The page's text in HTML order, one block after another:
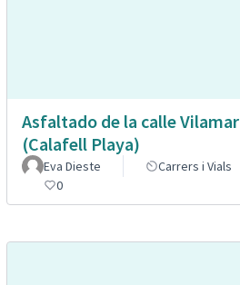
Asfaltado de la calle Vilamar
(Calafell Playa)
Eva Dieste Carrers i Vials
0